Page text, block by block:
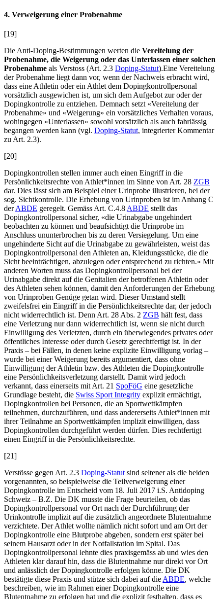
4. Verweigerung einer Probenahme
[19]
Die Anti-Doping-Bestimmungen werten die Vereitelung der
Probenahme, die Weigerung oder das Unterlassen einer solchen
Probenahme als Verstoss (Art. 2.3 Doping-Statut).Eine Vereitelung
der Probenahme liegt dann vor, wenn der Nachweis erbracht wird,
dass eine Athletin oder ein Athlet dem Dopingkontrollpersonal
vorsätzlich ausgewichen ist, um sich dem Aufgebot zur oder der
Dopingkontrolle zu entziehen. Demnach setzt «Vereitelung der
Probenahme» und «Weigerung» ein vorsätzliches Verhalten voraus,
wohingegen «Unterlassen» sowohl vorsätzlich als auch fahrlässig
begangen werden kann (vgl. Doping-Statut, integrierter Kommentar
zu Art. 2.3).
[20]
Dopingkontrollen stellen immer auch einen Eingriff in die
Persönlichkeitsrechte von Athlet*innen im Sinne von Art. 28 ZGB
dar. Dies lässt sich am Beispiel einer Urinprobe illustrieren, bei der
sog. Sichtkontrolle. Die Erhebung von Urinproben ist im Anhang C
derABDE geregelt. Gemäss Art. C.4.8 ABDE stellt das
Dopingkontrollpersonal sicher, «die Urinabgabe ungehindert
beobachten zu können und beaufsichtigt die Urinprobe im
Anschluss ununterbrochen bis zu deren Versiegelung. Um eine
ungehinderte Sicht auf die Urinabgabe zu gewährleisten, weist das
Dopingkontrollpersonal den Athleten an, Kleidungsstücke, die die
Sicht beeinträchtigen, abzulegen oder entsprechend zu richten.» Mit
anderen Worten muss das Dopingkontrollpersonal bei der
Urinabgabe direkt auf die Genitalien der betroffenen Athletin oder
des Athleten sehen können, damit den Anforderungen der Erhebung
von Urinproben Genüge getan wird. Dieser Umstand stellt
zweifelsfrei ein Eingriff in die Persönlichkeitsrechte dar, der jedoch
nicht widerrechtlich ist. Denn Art. 28 Abs. 2 ZGB hält fest, dass
eine Verletzung nur dann widerrechtlich ist, wenn sie nicht durch
Einwilligung des Verletzten, durch ein überwiegendes privates oder
öffentliches Interesse oder durch Gesetz gerechtfertigt ist. In der
Praxis – bei Fällen, in denen keine explizite Einwilligung vorlag –
wurde bei einer Weigerung bereits argumentiert, dass ohne
Einwilligung der Athletin bzw. des Athleten die Dopingkontrolle
eine Persönlichkeitsverletzung darstellt. Damit wird jedoch
verkannt, dass einerseits mit Art. 21 SpoFöG eine gesetzliche
Grundlage besteht, die Swiss Sport Integrity explizit ermächtigt,
Dopingkontrollen bei Personen, die an Sportwettkämpfen
teilnehmen, durchzuführen, und dass andererseits Athlet*innen mit
ihrer Teilnahme an Sportwettkämpfen implizit einwilligen, dass
Dopingkontrollen durchgeführt werden dürfen. Dies rechtfertigt
einen Eingriff in die Persönlichkeitsrechte.
[21]
Verstösse gegen Art. 2.3 Doping-Statut sind seltener als die beiden
vorgenannten, so beispielweise die Teilverweigerung einer
Dopingkontrolle im Entscheid vom 18. Juli 2017 i.S. Antidoping
Schweiz – B.Z. Die DK musste die Frage beurteilen, ob das
Dopingkontrollpersonal vor Ort nach der Durchführung der
Urinkontrolle implizit auf die zusätzlich angeordnete Blutentnahme
verzichtete. Der Athlet wollte nämlich nicht sofort und am Ort der
Dopingkontrolle eine Blutprobe abgeben, sondern erst später bei
seinem Hausarzt oder in der Notfallstation im Spital. Das
Dopingkontrollpersonal lehnte dies praxisgemäss ab und wies den
Athleten klar darauf hin, dass die Blutentnahme nur direkt vor Ort
und anlässlich der Dopingkontrolle erfolgen könne. Die DK
bestätigte diese Praxis und stütze sich dabei auf die ABDE, welche
beschreiben, wie im Rahmen einer Dopingkontrolle eine
Blutentnahme zu erfolgen hat und die explizit festhalten, dass es